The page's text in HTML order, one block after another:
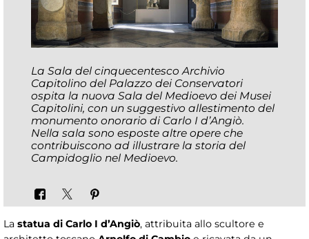
La Sala del cinquecentesco Archivio
Capitolino del Palazzo dei Conservatori
ospita la nuova Sala del Medioevo dei Musei
Capitolini, con un suggestivo allestimento del
monumento onorario di Carlo I d’Angiò.
Nella sala sono esposte altre opere che
contribuiscono ad illustrare la storia del
Campidoglio nel Medioevo.
La statua di Carlo I d’Angiò, attribuita allo scultore e